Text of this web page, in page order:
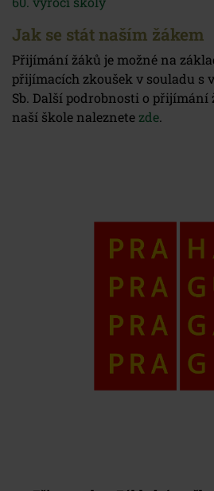
Jak se stát naším žákem
Přijímání žáků je možné na
přijímacích zkoušek v souladu s
Sb. Další podrobnosti o
naší škole naleznete zde.